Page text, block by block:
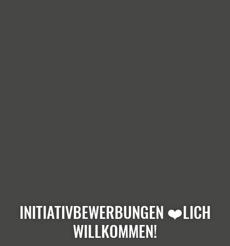
INITIATIVBEWERBUNGEN ❤️LICH
WILLKOMMEN!